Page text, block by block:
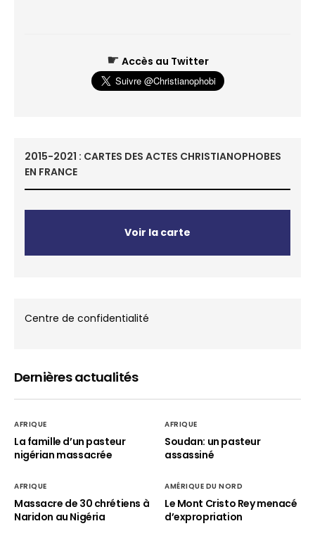
☛ Accès au Twitter
2015-2021 : CARTES DES ACTES CHRISTIANOPHOBES
EN FRANCE
Voir la carte
Centre de confidentialité
Dernières actualités
AFRIQUE
La famille d’un pasteur
nigérian massacrée
AFRIQUE
Soudan: un pasteur
assassiné
AFRIQUE
Massacre de 30 chrétiens à
Naridon au Nigéria
AMÉRIQUE DU NORD
Le Mont Cristo Rey menacé
d’expropriation